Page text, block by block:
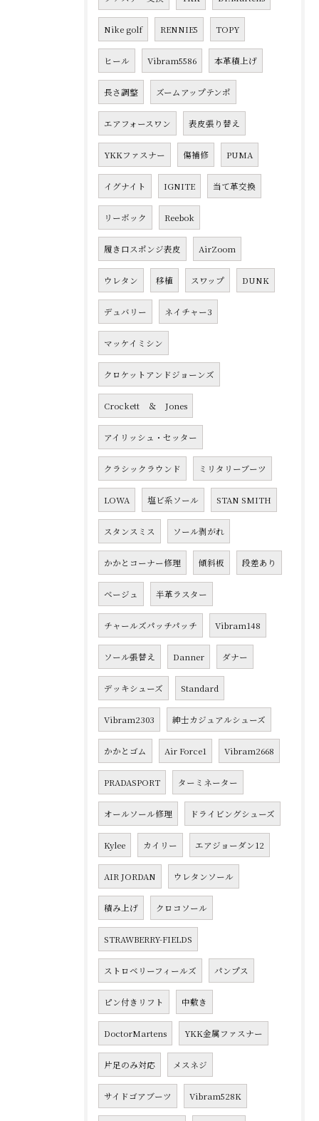
Nike golf RENNIE5 TOPY
ヒール Vibram5586 本革積上げ
長さ調整 ズームアップテンポ
エアフォースワン 表皮張り替え
YKKファスナー 傷補修 PUMA
イグナイト IGNITE 当て革交換
リーボック Reebok
履き口スポンジ表皮 AirZoom
ウレタン 移植 スワップ DUNK
デュバリー ネイチャー3
マッケイミシン
クロケットアンドジョーンズ
Crockett ＆ Jones
アイリッシュ・セッター
クラシックラウンド ミリタリーブーツ
LOWA 塩ビ系ソール STAN SMITH
スタンスミス ソール剥がれ
かかとコーナー修理 傾斜板 段差あり
ベージュ 半革ラスター
チャールズパッチパッチ Vibram148
ソール張替え Danner ダナー
デッキシューズ Standard
Vibram2303 紳士カジュアルシューズ
かかとゴム Air Force1 Vibram2668
PRADASPORT ターミネーター
オールソール修理 ドライビングシューズ
Kylee カイリー エアジョーダン12
AIR JORDAN ウレタンソール
積み上げ クロコソール
STRAWBERRY-FIELDS
ストロベリーフィールズ パンプス
ピン付きリフト 中敷き
DoctorMartens YKK金属ファスナー
片足のみ対応 メスネジ
サイドゴアブーツ Vibram528K